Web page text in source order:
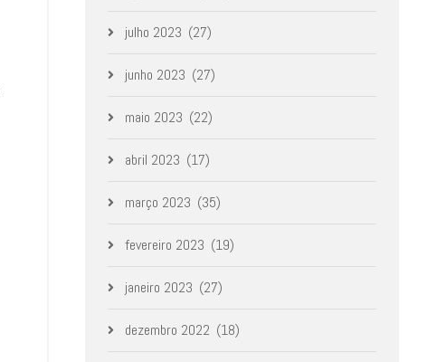
julho 2023 (27)
junho 2023 (27)
maio 2023 (22)
abril 2023 (17)
março 2023 (35)
fevereiro 2023 (19)
janeiro 2023 (27)
dezembro 2022 (18)